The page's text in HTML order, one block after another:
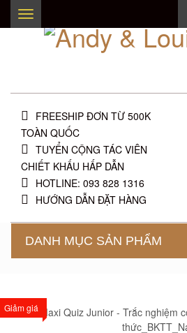
Toggle
navigation
FREESHIP ĐƠN TỪ 500K
TOÀN QUỐC
TUYỂN CỘNG TÁC VIÊN
CHIẾT KHẤU HẤP DẪN
HOTLINE: 093 828 1316
HƯỚNG DẪN ĐẶT HÀNG
DANH MỤC SẢN PHẨM
Giảm giá